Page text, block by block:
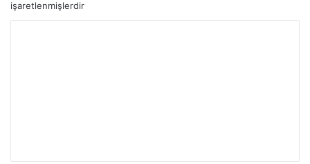
işaretlenmişlerdir